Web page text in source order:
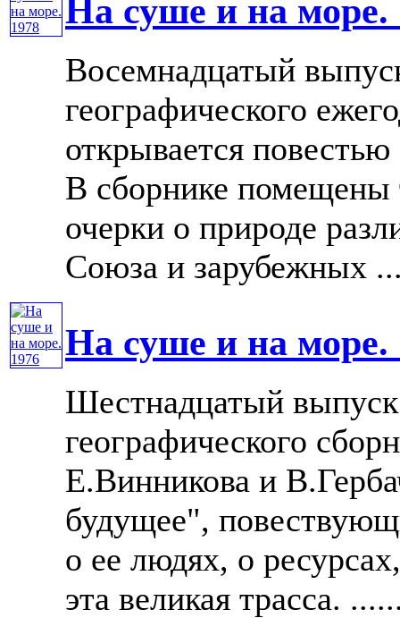
На суше и на море.
Восемнадцатый
географического
открывается
В сборнике помещены
очерки о природе
Союза и зарубежных
На суше и на море.
Шестнадцатый
географического
Е.Винникова и
будущее",
о ее людях, о
эта великая трасса.